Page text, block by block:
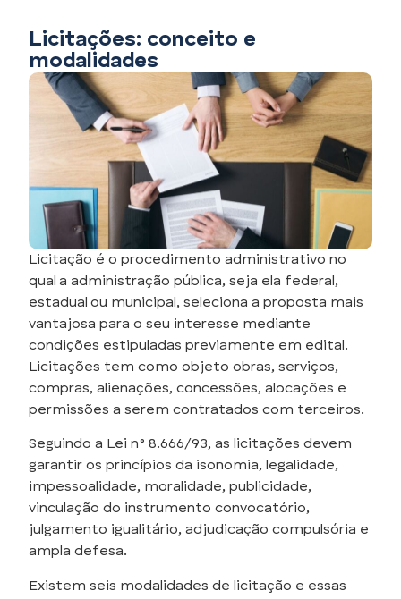
Licitações: conceito e
modalidades
Licitação é o procedimento administrativo no
qual a administração pública, seja ela federal,
estadual ou municipal, seleciona a proposta mais
vantajosa para o seu interesse mediante
condições estipuladas previamente em edital.
Licitações tem como objeto obras, serviços,
compras, alienações, concessões, alocações e
permissões a serem contratados com terceiros.
Seguindo a Lei n° 8.666/93, as licitações devem
garantir os princípios da isonomia, legalidade,
impessoalidade, moralidade, publicidade,
vinculação do instrumento convocatório,
julgamento igualitário, adjudicação compulsória e
ampla defesa.
Existem seis modalidades de licitação e essas